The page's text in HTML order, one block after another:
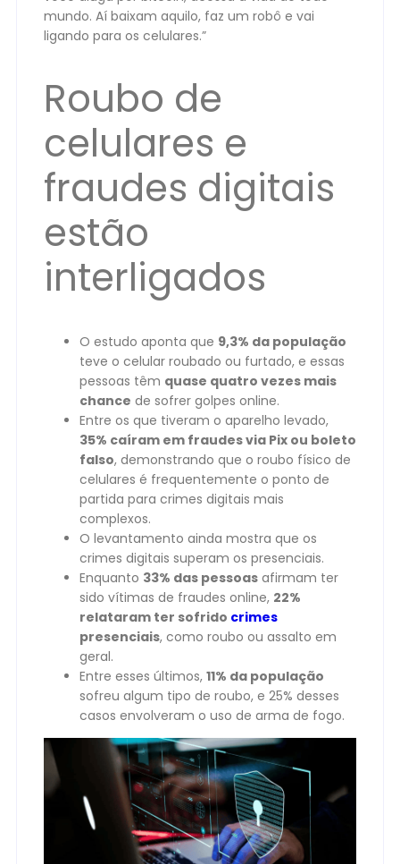
mundo. Aí baixam aquilo, faz um robô e vai
ligando para os celulares.”
Roubo de
celulares e
fraudes digitais
estão
interligados
O estudo aponta que 9,3% da população
teve o celular roubado ou furtado, e essas
pessoas têm quase quatro vezes mais
chance de sofrer golpes online.
Entre os que tiveram o aparelho levado,
35% caíram em fraudes via Pix ou boleto
falso, demonstrando que o roubo físico de
celulares é frequentemente o ponto de
partida para crimes digitais mais
complexos.
O levantamento ainda mostra que os
crimes digitais superam os presenciais.
Enquanto 33% das pessoas afirmam ter
sido vítimas de fraudes online, 22%
relataram ter sofrido crimes
presenciais, como roubo ou assalto em
geral.
Entre esses últimos, 11% da população
sofreu algum tipo de roubo, e 25% desses
casos envolveram o uso de arma de fogo.